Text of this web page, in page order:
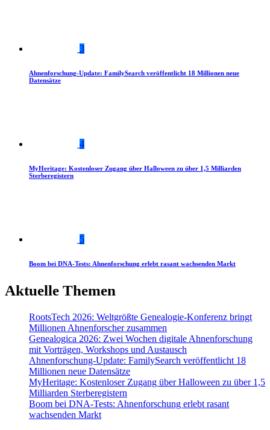
3
Ahnenforschung-Update: FamilySearch veröffentlicht 18 Millionen neue
Datensätze
4
MyHeritage: Kostenloser Zugang über Halloween zu über 1,5 Milliarden
Sterberegistern
5
Boom bei DNA-Tests: Ahnenforschung erlebt rasant wachsenden Markt
Aktuelle Themen
RootsTech 2026: Weltgrößte Genealogie-Konferenz bringt
Millionen Ahnenforscher zusammen
Genealogica 2026: Zwei Wochen digitale Ahnenforschung
mit Vorträgen, Workshops und Austausch
Ahnenforschung-Update: FamilySearch veröffentlicht 18
Millionen neue Datensätze
MyHeritage: Kostenloser Zugang über Halloween zu über 1,5
Milliarden Sterberegistern
Boom bei DNA-Tests: Ahnenforschung erlebt rasant
wachsenden Markt